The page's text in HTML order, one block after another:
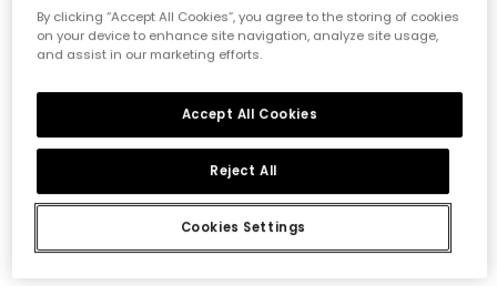
del tuo piccolo con capi di qualità al miglior prezzo. Da
Boboli rendiamo tutto più semplice: comfort, sicurezza
e durata sono le nostre priorità, così ogni capo
questa guida troverai consigli pratici per acquistare
con intelligenza e sfruttare al massimo gli sconti
sull’abbigliamento per neonato maschietto, senza
Caratteristiche principali degli sconti Black
Friday per abbigliamento neonato
maschietto:
By clicking “Accept All Cookies”, you agree to the storing of cookies
on your device to enhance site navigation, analyze site usage,
and assist in our marketing efforts.
Cookies Settings
Reject All
Accept All Cookies